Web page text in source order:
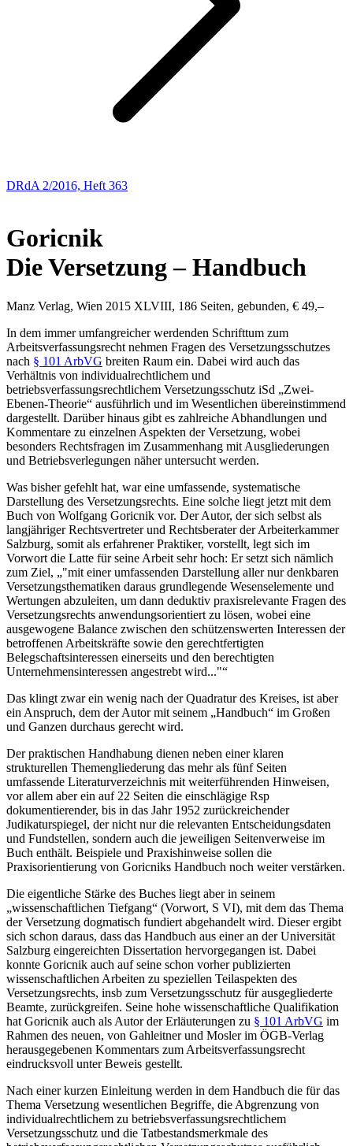
DRdA 2/2016, Heft 363
Goricnik
Die Versetzung – Handbuch
Manz Verlag, Wien 2015 XLVIII, 186 Seiten, gebunden, € 49,–
In dem immer umfangreicher werdenden Schrifttum zum
Arbeitsverfassungsrecht nehmen Fragen des Versetzungsschutzes
nach § 101 ArbVG breiten Raum ein. Dabei wird auch das
Verhältnis von individualrechtlichem und
betriebsverfassungsrechtlichem Versetzungsschutz iSd „Zwei-
Ebenen-Theorie“ ausführlich und im Wesentlichen übereinstimmend
dargestellt. Darüber hinaus gibt es zahlreiche Abhandlungen und
Kommentare zu einzelnen Aspekten der Versetzung, wobei
besonders Rechtsfragen im Zusammenhang mit Ausgliederungen
und Betriebsverlegungen näher untersucht werden.
Was bisher gefehlt hat, war eine umfassende, systematische
Darstellung des Versetzungsrechts. Eine solche liegt jetzt mit dem
Buch von Wolfgang Goricnik vor. Der Autor, der sich selbst als
langjähriger Rechtsvertreter und Rechtsberater der Arbeiterkammer
Salzburg, somit als erfahrener Praktiker, vorstellt, legt sich im
Vorwort die Latte für seine Arbeit sehr hoch: Er setzt sich nämlich
zum Ziel, „ mit einer umfassenden Darstellung aller nur denkbaren
Versetzungsthematiken daraus grundlegende Wesenselemente und
Wertungen abzuleiten, um dann deduktiv praxisrelevante Fragen des
Versetzungsrechts anwendungsorientiert zu lösen, wobei eine
ausgewogene Balance zwischen den schützenswerten Interessen der
betroffenen Arbeitskräfte sowie den gerechtfertigten
Belegschaftsinteressen einerseits und den berechtigten
Unternehmensinteressen angestrebt wird... “
Das klingt zwar ein wenig nach der Quadratur des Kreises, ist aber
ein Anspruch, dem der Autor mit seinem „Handbuch“ im Großen
und Ganzen durchaus gerecht wird.
Der praktischen Handhabung dienen neben einer klaren
strukturellen Themengliederung das mehr als fünf Seiten
umfassende Literaturverzeichnis mit weiterführenden Hinweisen,
vor allem aber ein auf 22 Seiten die einschlägige Rsp
dokumentierender, bis in das Jahr 1952 zurückreichender
Judikaturspiegel, der nicht nur die relevanten Entscheidungsdaten
und Fundstellen, sondern auch die jeweiligen Seitenverweise im
Buch enthält. Beispiele und Praxishinweise sollen die
Praxisorientierung von Goricniks Handbuch noch weiter verstärken.
Die eigentliche Stärke des Buches liegt aber in seinem
„wissenschaftlichen Tiefgang“ (Vorwort, S VI), mit dem das Thema
der Versetzung dogmatisch fundiert abgehandelt wird. Dieser ergibt
sich schon daraus, dass das Handbuch aus einer an der Universität
Salzburg eingereichten Dissertation hervorgegangen ist. Dabei
konnte Goricnik auch auf seine schon vorher publizierten
wissenschaftlichen Arbeiten zu speziellen Teilaspekten des
Versetzungsrechts, insb zum Versetzungsschutz für ausgegliederte
Beamte, zurückgreifen. Seine hohe wissenschaftliche Qualifikation
hat Goricnik auch als Autor der Erläuterungen zu § 101 ArbVG im
Rahmen des neuen, von Gahleitnerund Moslerim ÖGB-Verlag
herausgegebenen Kommentars zum Arbeitsverfassungsrecht
eindrucksvoll unter Beweis gestellt.
Nach einer kurzen Einleitung werden in dem Handbuch die für das
Thema Versetzung wesentlichen Begriffe, die Abgrenzung von
individualrechtlichem zu betriebsverfassungsrechtlichem
Versetzungsschutz und die Tatbestandsmerkmale des